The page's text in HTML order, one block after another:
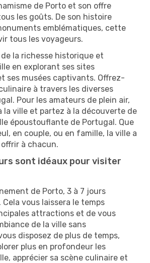
de Porto et son offre
les goûts. De son histoire
emblématiques, cette
tous les voyageurs.
la richesse historique et
en explorant ses sites
ses musées captivants. Offrez-
à travers les diverses
Pour les amateurs de plein air,
la ville et partez à la découverte de
époustouflante de Portugal. Que
en couple, ou en famille, la ville a
à chacun.
sont idéaux pour visiter
de Porto, 3 à 7 jours
vous laissera le temps
attractions et de vous
de la ville sans
disposez de plus de temps,
plus en profondeur les
apprécier sa scène culinaire et